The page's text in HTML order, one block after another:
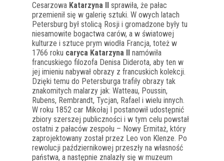
Cesarzowa Katarzyna II
sprawiła, że pałac
przemienił się w galerię sztuki. W owych latach
Petersburg był stolicą Rosji i gromadzone były tu
niesamowite bogactwa carów, a w światowej
kulturze i sztuce prym wiodła Francja, toteż w
1766 roku caryca Katarzyna II
namówiła
francuskiego filozofa Denisa Diderota, aby ten w
jej imieniu nabywał obrazy z francuskich kolekcji.
Dzięki temu do Petersburga trafiły obrazy tak
znakomitych malarzy jak: Watteau, Poussin,
Rubens, Rembrandt, Tycjan, Rafael i wielu innych.
W roku 1852 car Mikołaj I postanowił udostępnić
zbiory szerszej publiczności i w tym celu powstał
ostatni z pałaców zespołu – Nowy Ermitaż, który
zaprojektowany został przez Leo von Klenze. Po
rewolucji październikowej przeszły na własność
państwa, a następnie znalazły się w muzeum